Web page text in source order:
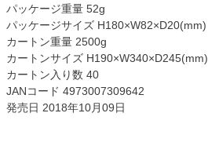
パッケージ重量 52g
パッケージサイズ H180×W82×D20(mm)
カートン重量 2500g
カートンサイズ H190×W340×D245(mm)
カートン入り数 40
JANコード 4973007309642
発売日 2018年10月09日